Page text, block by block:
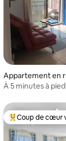
sur 5
sur la
Appartement en
⋅ Dennis
À 5 minutes à
Coups de cœur
Coup de cœur